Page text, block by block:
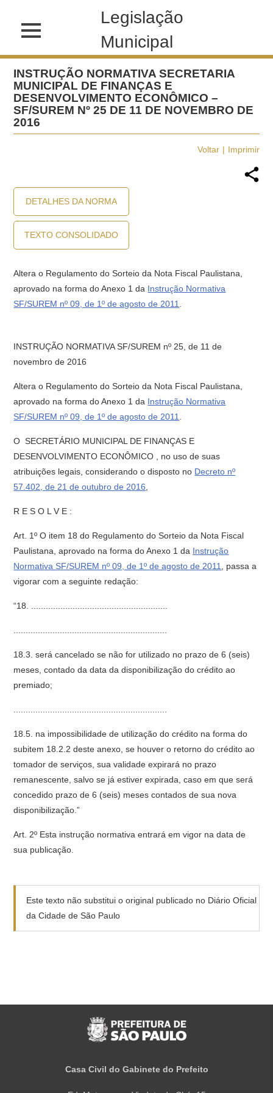
Legislação
Municipal
INSTRUÇÃO NORMATIVA SECRETARIA
MUNICIPAL DE FINANÇAS E
DESENVOLVIMENTO ECONÔMICO –
SF/SUREM Nº 25 DE 11 DE NOVEMBRO DE
2016
Voltar Imprimir
DETALHES DA NORMA
TEXTO CONSOLIDADO
Altera o Regulamento do Sorteio da Nota Fiscal Paulistana,
aprovado na forma do Anexo 1 da Instrução Normativa
SF/SUREM nº 09, de 1º de agosto de 2011
INSTRUÇÃO NORMATIVA SF/SUREM nº 25, de 11 de
novembro de 2016
Altera o Regulamento do Sorteio da Nota Fiscal Paulistana,
aprovado na forma do Anexo 1 da Instrução Normativa
SF/SUREM nº 09, de 1º de agosto de 2011
O SECRETÁRIO MUNICIPAL DE FINANÇAS E
DESENVOLVIMENTO ECONÔMICO , no uso de suas
atribuições legais, considerando o disposto no Decreto nº
57.402, de 21 de outubro de 2016
R E S O L V E :
Art. 1º O item 18 do Regulamento do Sorteio da Nota Fiscal
Paulistana, aprovado na forma do Anexo 1 da Instrução
Normativa SF/SUREM nº 09, de 1º de agosto de 2011
, passa a
vigorar com a seguinte redação:
“18. ........................................................
18.3. será cancelado se não for utilizado no prazo de 6 (seis)
meses, contado da data da disponibilização do crédito ao
premiado;
18.5. na impossibilidade de utilização do crédito na forma do
subitem 18.2.2 deste anexo, se houver o retorno do crédito ao
tomador de serviços, sua validade expirará no prazo
remanescente, salvo se já estiver expirada, caso em que será
concedido prazo de 6 (seis) meses contados de sua nova
disponibilização.”
Art. 2º Esta instrução normativa entrará em vigor na data de
sua publicação.
Este texto não substitui o original publicado no Diário Oficial
da Cidade de São Paulo
Casa Civil do Gabinete do Prefeito